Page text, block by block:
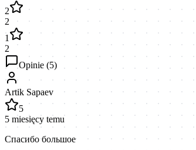
2
2
1
2
Opinie (5)
Artik Sapaev
5
5 miesięcy temu
Спасибо большое